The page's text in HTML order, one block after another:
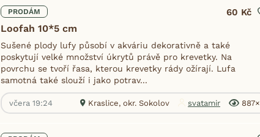
PRODÁM
Loofah 10*5 cm
60 Kč
Sušené plody lufy působí v akváriu dekorativně a také
poskytují velké množství úkrytů právě pro krevetky. Na
povrchu se tvoří řasa, kterou krevetky rády ožírají. Lufa
samotná také slouží i jako potrav...
včera 19:24 Kraslice, okr. Sokolov svatamir 887×